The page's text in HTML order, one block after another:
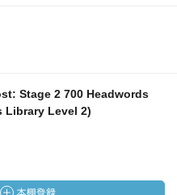
Stage 2 700 Headwords
Library Level 2)